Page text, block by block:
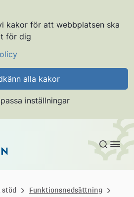
kakor för att webbplatsen ska
för dig
alla kakor
inställningar
innehållet
stöd
Funktionsnedsättning